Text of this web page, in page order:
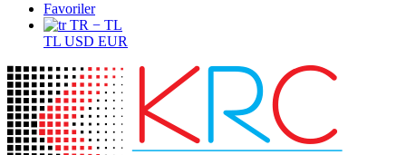
Favoriler
TR − TL
TL USD EUR